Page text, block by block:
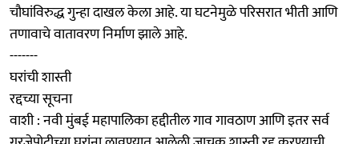
चौघांविरुद्ध गुन्हा दाखल केला आहे. या घटनेमुळे परिसरात भीती आणि
तणावाचे वातावरण निर्माण झाले आहे.
-------
घरांची शास्ती
रद्दच्या सूचना
वाशी : नवी मुंबई महापालिका हद्दीतील गाव गावठाण आणि इतर सर्व